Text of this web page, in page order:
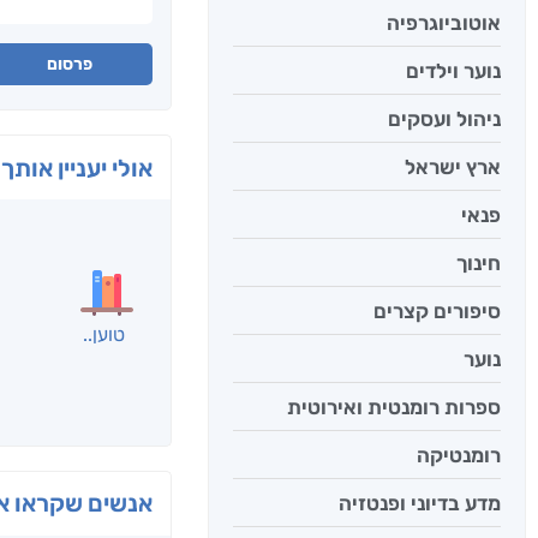
אוטוביוגרפיה
נוער וילדים
ניהול ועסקים
ארץ ישראל
פנאי
חינוך
סיפורים קצרים
נוער
ספרות רומנטית ואירוטית
רומנטיקה
מדע בדיוני ופנטזיה
פרסום
אולי יעניין